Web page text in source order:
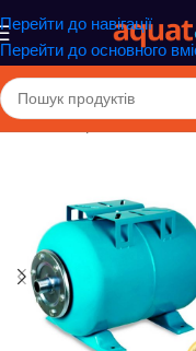
Перейти до навігації
Перейти до основного
/Розширювальні